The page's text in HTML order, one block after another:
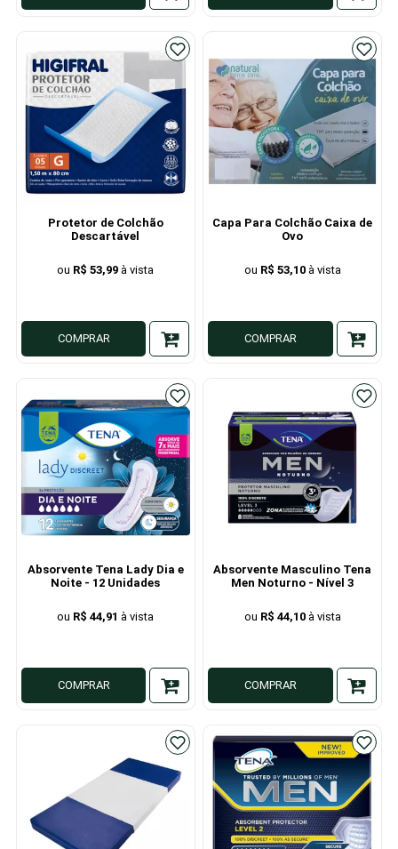
Protetor de Colchão
Descartável
R$ 53,99
COMPRAR
Capa Para Colchão Caixa de
Ovo
R$ 53,10
COMPRAR
Absorvente Tena Lady Dia e
Noite - 12 Unidades
R$ 44,91
COMPRAR
Absorvente Masculino Tena
Men Noturno - Nível 3
R$ 44,10
COMPRAR